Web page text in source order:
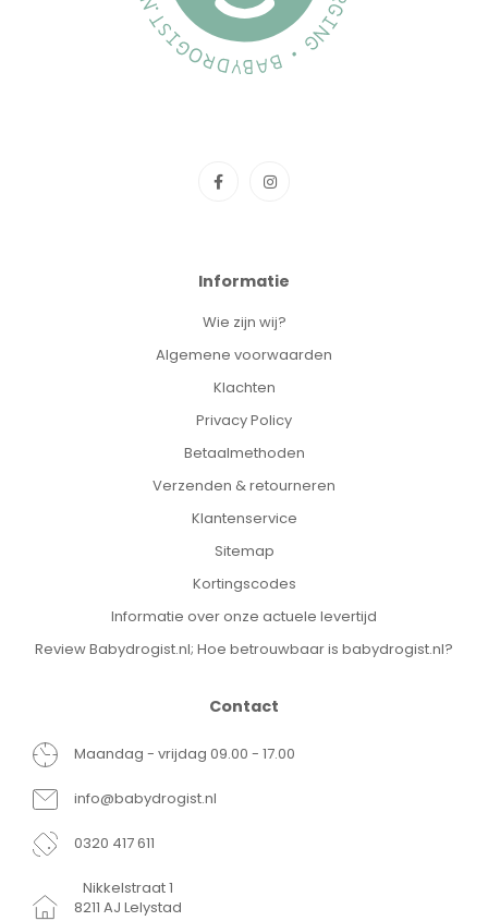
Informatie
Wie zijn wij?
Algemene voorwaarden
Klachten
Privacy Policy
Betaalmethoden
Verzenden & retourneren
Klantenservice
Sitemap
Kortingscodes
Informatie over onze actuele levertijd
Review Babydrogist.nl; Hoe betrouwbaar is babydrogist.nl?
Contact
Maandag - vrijdag 09.00 - 17.00
info@babydrogist.nl
0320 417 611
Nikkelstraat 1
8211 AJ Lelystad